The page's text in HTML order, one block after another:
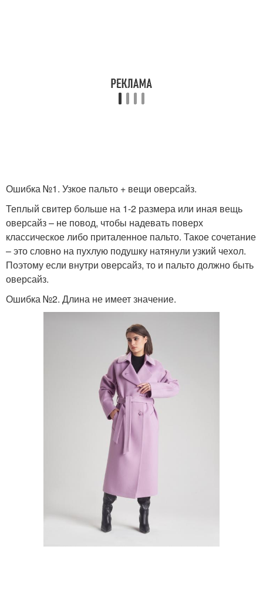
Ошибка №1. Узкое пальто + вещи оверсайз.
Теплый свитер больше на 1-2 размера или иная вещь
оверсайз – не повод, чтобы надевать поверх
классическое либо приталенное пальто. Такое сочетание
– это словно на пухлую подушку натянули узкий чехол.
Поэтому если внутри оверсайз, то и пальто должно быть
оверсайз.
Ошибка №2. Длина не имеет значение.